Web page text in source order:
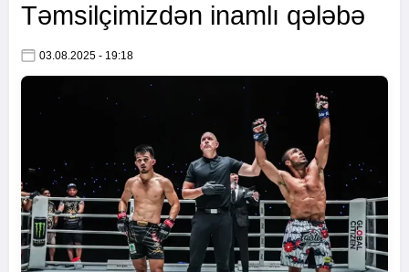
Təmsilçimizdən inamlı qələbə
03.08.2025 - 19:18